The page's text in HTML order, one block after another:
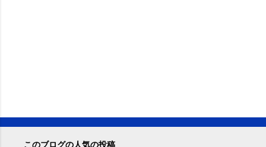
このブログの人気の投稿